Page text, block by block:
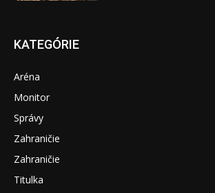
KATEGÓRIE
Aréna
Monitor
Správy
Zahraničie
Zahraničie
Titulka